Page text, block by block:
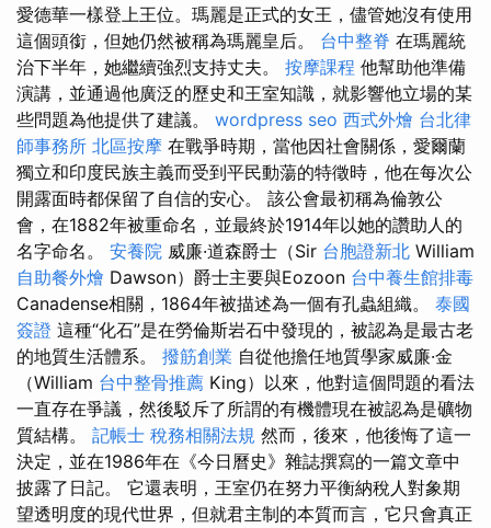
愛德華一樣登上王位。瑪麗是正式的女王，儘管她沒有使用
這個頭銜，但她仍然被稱為瑪麗皇后。 台中整脊 在瑪麗統
治下半年，她繼續強烈支持丈夫。 按摩課程 他幫助他準備
演講，並通過他廣泛的歷史和王室知識，就影響他立場的某
些問題為他提供了建議。 wordpress seo 西式外燴 台北律
師事務所 北區按摩 在戰爭時期，當他因社會關係，愛爾蘭
獨立和印度民族主義而受到平民動蕩的特徵時，他在每次公
開露面時都保留了自信的安心。 該公會最初稱為倫敦公
會，在1882年被重命名，並最終於1914年以她的讚助人的
名字命名。 安養院 威廉·道森爵士（Sir 台胞證新北 William
自助餐外燴 Dawson）爵士主要與Eozoon 台中養生館排毒
Canadense相關，1864年被描述為一個有孔蟲組織。 泰國
簽證 這種“化石”是在勞倫斯岩石中發現的，被認為是最古老
的地質生活體系。 撥筋創業 自從他擔任地質學家威廉·金
（William 台中整骨推薦 King）以來，他對這個問題的看法
一直存在爭議，然後駁斥了所謂的有機體現在被認為是礦物
質結構。 記帳士 稅務相關法規 然而，後來，他後悔了這一
決定，並在1986年在《今日曆史》雜誌撰寫的一篇文章中
披露了日記。 它還表明，王室仍在努力平衡納稅人對象期
望透明度的現代世界，但就君主制的本質而言，它只會真正